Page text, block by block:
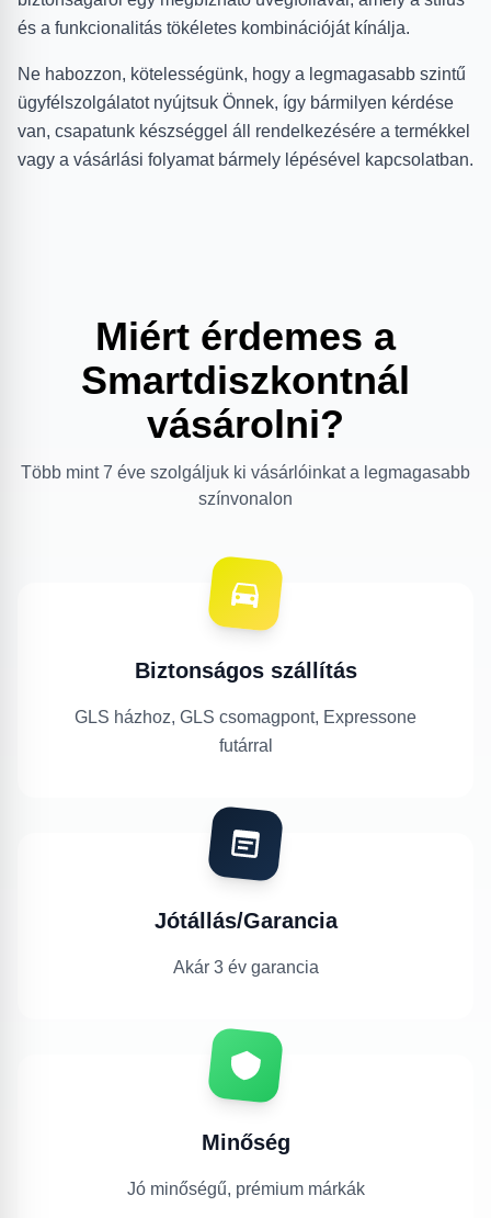
és a funkcionalitás tökéletes kombinációját kínálja.
Ne habozzon, kötelességünk, hogy a legmagasabb szintű
ügyfélszolgálatot nyújtsuk Önnek, így bármilyen kérdése
van, csapatunk készséggel áll rendelkezésére a termékkel
vagy a vásárlási folyamat bármely lépésével kapcsolatban.
Miért érdemes a
Smartdiszkontnál
vásárolni?
Több mint 7 éve szolgáljuk ki vásárlóinkat a legmagasabb
színvonalon
Biztonságos szállítás
GLS házhoz, GLS csomagpont, Expressone
futárral
Jótállás/Garancia
Akár 3 év garancia
Minőség
Jó minőségű, prémium márkák